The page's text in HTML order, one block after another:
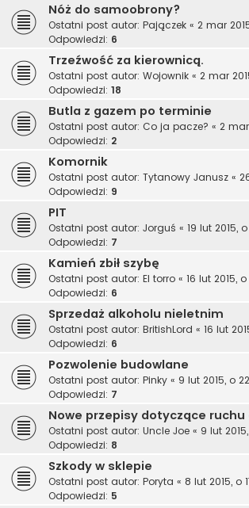
Nóż do samoobrony?
Ostatni post autor: Pajączek « 2 mar
Odpowiedzi: 6
Trzeźwość za kierownicą.
Ostatni post autor: Wojownik « 2 mar
Odpowiedzi: 18
Butla z gazem po terminie
Ostatni post autor: Co ja pacze? « 2
Odpowiedzi: 2
Komornik
Ostatni post autor: Tytanowy Janusz «
Odpowiedzi: 9
PIT
Ostatni post autor: Jorguś « 19 lut 2015, o
Odpowiedzi: 7
Kamień zbił szybę
Ostatni post autor: El torro « 16 lut 2015, o
Odpowiedzi: 6
Sprzedaż alkoholu nieletnim
Ostatni post autor: BritishLord « 16 lut
Odpowiedzi: 6
Pozwolenie budowlane
Ostatni post autor: Pinky « 9 lut 2015, o
Odpowiedzi: 7
Nowe przepisy dotyczące ruchu
Ostatni post autor: Uncle Joe « 9 lut 2015,
Odpowiedzi: 8
Szkody w sklepie
Ostatni post autor: Poryta « 8 lut 2015, o
Odpowiedzi: 5